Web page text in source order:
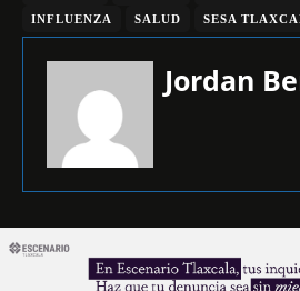
INFLUENZA
SALUD SESA
Jordan